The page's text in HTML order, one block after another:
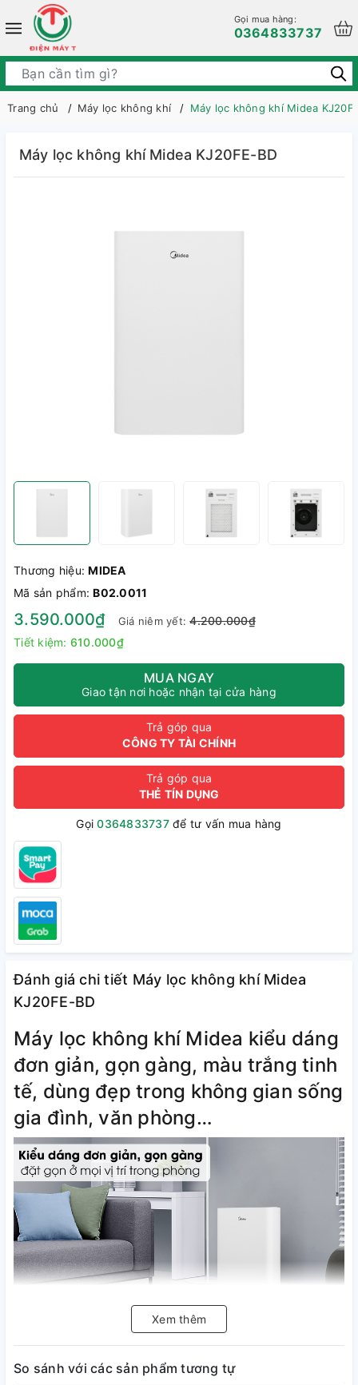
Gọi mua hàng:
0364833737
Trang chủ Máy lọc không khí Máy lọc không khí Midea
Máy lọc không khí Midea KJ20FE-BD
Thương hiệu:MIDEA
Mã sản phẩm:B02.0011
3.590.000₫ Giá niêm yết:4.200.000₫
Tiết kiệm: 610.000₫
MUA NGAY
Giao tận nơi hoặc nhận tại cửa hàng
Trả góp qua
CÔNG TY TÀI CHÍNH
Trả góp qua
THẺ TÍN DỤNG
Gọi0364833737để tư vấn mua hàng
Đánh giá chi tiết Máy lọc không khí Midea
KJ20FE-BD
Máy lọc không khí Midea kiểu dáng
đơn giản, gọn gàng, màu trắng tinh
tế, dùng đẹp trong không gian sống
gia đình, văn phòng…
Hệ thống lọc không khí với 4 lớp lọc
bụi: PET – Hepa 13 – than hoạt tính
Xem thêm
So sánh với các sản phẩm tương tự